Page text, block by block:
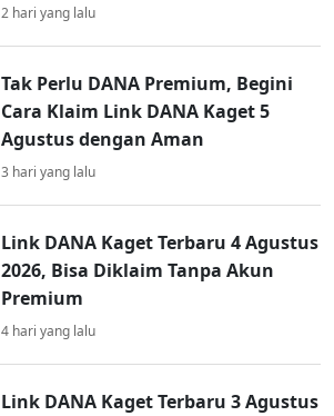
2 hari yang lalu
Tak Perlu DANA Premium, Begini
Cara Klaim Link DANA Kaget 5
Agustus dengan Aman
3 hari yang lalu
Link DANA Kaget Terbaru 4 Agustus
2026, Bisa Diklaim Tanpa Akun
Premium
4 hari yang lalu
Link DANA Kaget Terbaru 3 Agustus